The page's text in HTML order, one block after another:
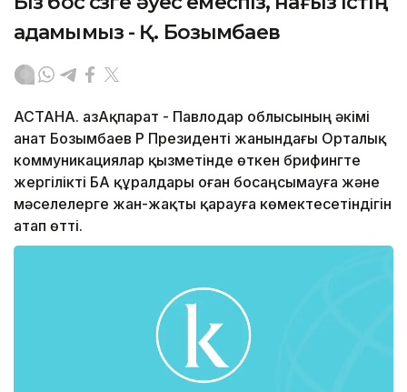
адамымыз - Қ. Бозымбаев
АСТАНА. ҚазАқпарат - Павлодар облысының әкiмi
Қанат Бозымбаев ҚР Президентi жанындағы Орталық
коммуникациялар қызметiнде өткен брифингте
жергiлiктi БАҚ құралдары оған босаңсымауға және
мәселелерге жан-жақты қарауға көмектесетiндiгiн
атап өттi.